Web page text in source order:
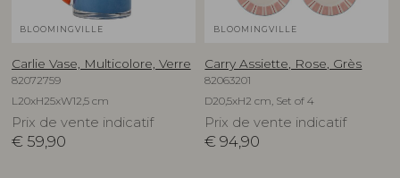
BLOOMINGVILLE
Carlie Vase, Multicolore, Verre
82072759
L20xH25xW12,5 cm
Prix de vente indicatif
€ 59,90
BLOOMINGVILLE
Carry Assiette, Rose, Grès
82063201
D20,5xH2 cm, Set of 4
Prix de vente indicatif
€ 94,90